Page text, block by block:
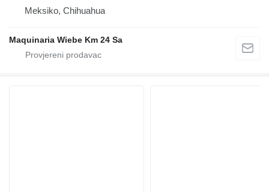
Meksiko, Chihuahua
Maquinaria Wiebe Km 24 Sa